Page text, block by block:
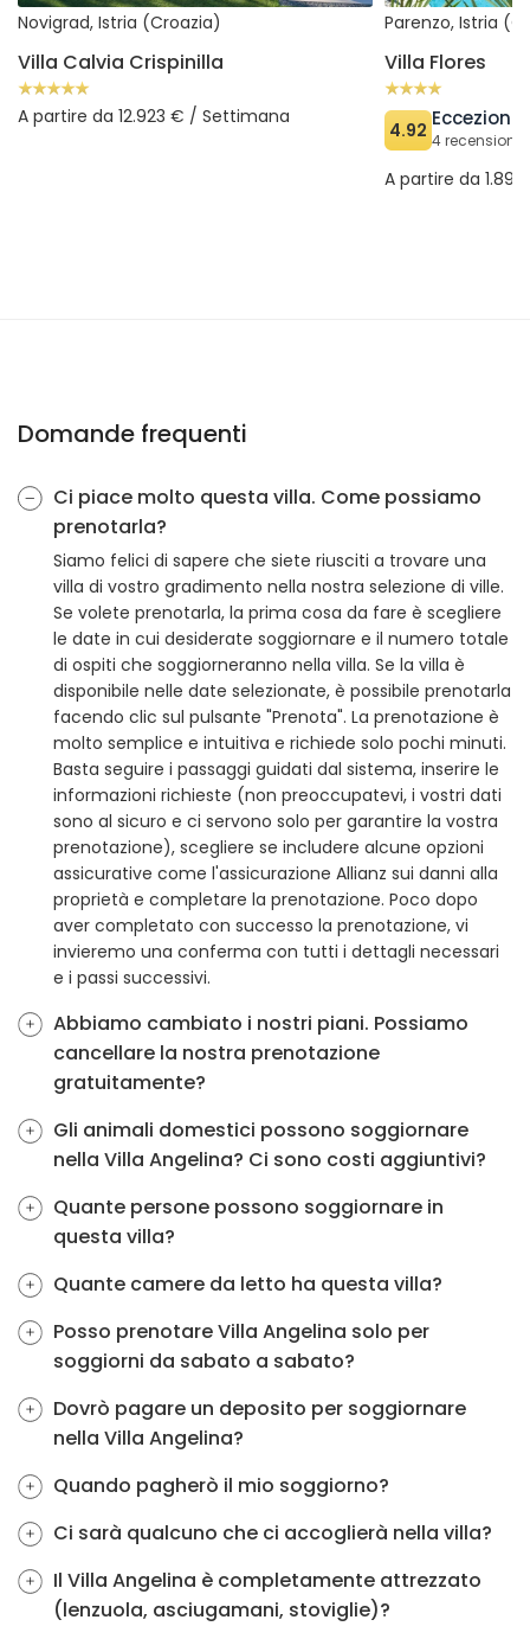
Novigrad, Istria (Croazia)
Villa Calvia Crispinilla
A partire da 12.923 € / Settimana
Parenzo, Istria
Villa Flores
4.92 4 recensioni
A partire da
Domande frequenti
Ci piace molto questa villa. Come possiamo
prenotarla?
Siamo felici di sapere che siete riusciti a trovare una
villa di vostro gradimento nella nostra selezione di ville.
Se volete prenotarla, la prima cosa da fare è scegliere
le date in cui desiderate soggiornare e il numero totale
di ospiti che soggiorneranno nella villa. Se la villa è
disponibile nelle date selezionate, è possibile prenotarla
facendo clic sul pulsante "Prenota". La prenotazione è
molto semplice e intuitiva e richiede solo pochi minuti.
Basta seguire i passaggi guidati dal sistema, inserire le
informazioni richieste (non preoccupatevi, i vostri dati
sono al sicuro e ci servono solo per garantire la vostra
prenotazione), scegliere se includere alcune opzioni
assicurative come l'assicurazione Allianz sui danni alla
proprietà e completare la prenotazione. Poco dopo
aver completato con successo la prenotazione, vi
invieremo una conferma con tutti i dettagli necessari
e i passi successivi.
Abbiamo cambiato i nostri piani. Possiamo
cancellare la nostra prenotazione
gratuitamente?
Gli animali domestici possono soggiornare
nella Villa Angelina? Ci sono costi aggiuntivi?
Quante persone possono soggiornare in
questa villa?
Quante camere da letto ha questa villa?
Posso prenotare Villa Angelina solo per
soggiorni da sabato a sabato?
Dovrò pagare un deposito per soggiornare
nella Villa Angelina?
Quando pagherò il mio soggiorno?
Ci sarà qualcuno che ci accoglierà nella villa?
Il Villa Angelina è completamente attrezzato
(lenzuola, asciugamani, stoviglie)?